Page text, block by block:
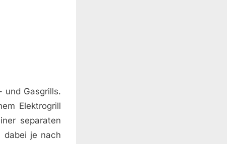
und Gasgrills.
Elektrogrill
separaten
dabei je nach